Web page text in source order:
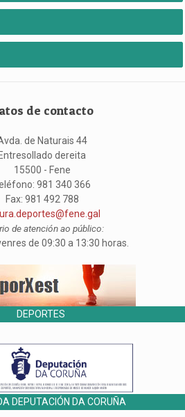
de contacto
de Naturais 44
Entresollado dereita
15500 - Fene
981 340 366
Fax: 981 492 788
de atención ao público:
de 09:30 a 13:30 horas.
DEPORTES
DEPUTACIÓN DA CORUÑA